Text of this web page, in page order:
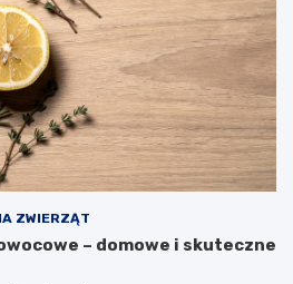
ZWIERZĄT
– domowe i skuteczne